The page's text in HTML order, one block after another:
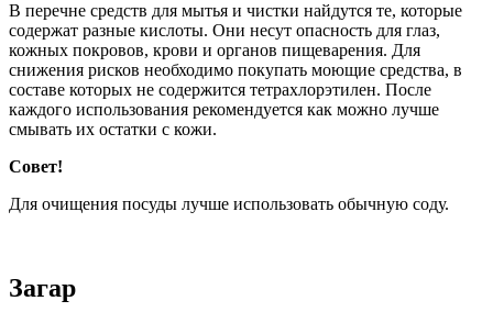
В перечне средств для мытья и чистки найдутся те, которые
содержат разные кислоты. Они несут опасность для глаз,
кожных покровов, крови и органов пищеварения. Для
снижения рисков необходимо покупать моющие средства, в
составе которых не содержится тетрахлорэтилен. После
каждого использования рекомендуется как можно лучше
смывать их остатки с кожи.
Совет!
Для очищения посуды лучше использовать обычную соду.
Загар